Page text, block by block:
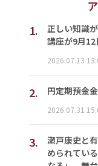
1.
正しい知識
講座が9月
2026.07.13
2. 円定期預金
2026.07.31
3.
瀬戸康史と
められてい